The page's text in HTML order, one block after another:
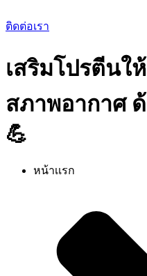
ติดต่อเรา
เสริมโปรตีนใ
สภาพอากาศ
💪
หน้าเเรก